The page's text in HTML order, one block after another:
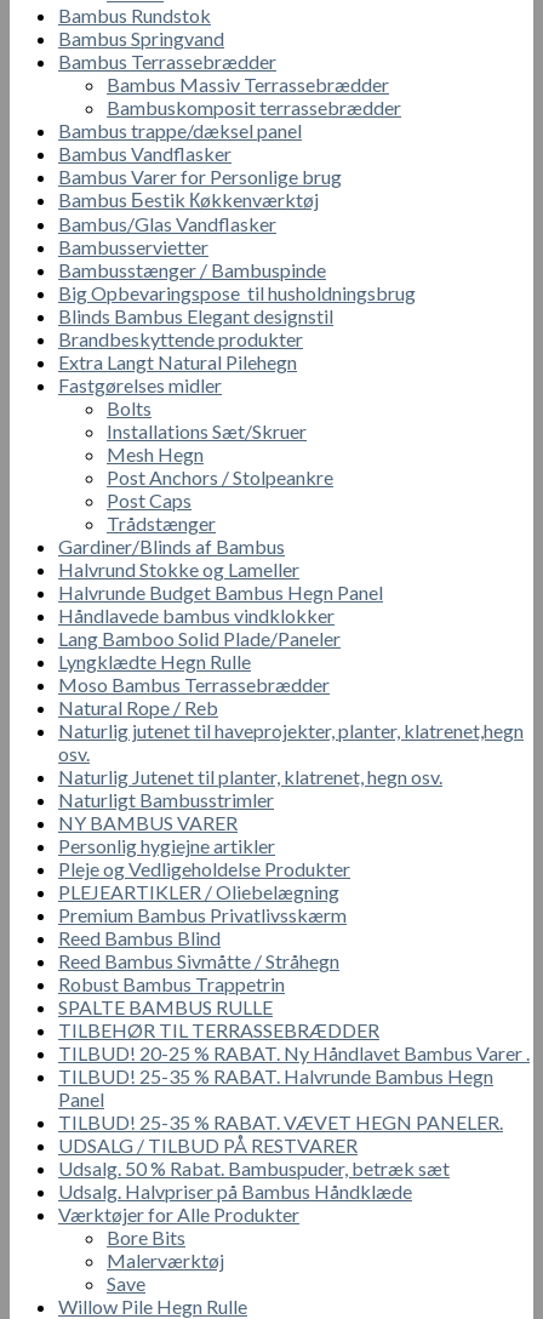
Bambus Rundstok
Bambus Springvand
Bambus Terrassebrædder
Bambus Massiv Terrassebrædder
Bambuskomposit terrassebrædder
Bambus trappe/dæksel panel
Bambus Vandflasker
Bambus Varer for Personlige brug
Bambus Бestik Кøkkenværktøj
Bambus/Glas Vandflasker
Bambusservietter
Bambusstænger / Bambuspinde
Big Opbevaringspose til husholdningsbrug
Blinds Bambus Elegant designstil
Brandbeskyttende produkter
Extra Langt Natural Pilehegn
Fastgørelses midler
Bolts
Installations Sæt/Skruer
Mesh Hegn
Post Anchors / Stolpeankre
Post Caps
Trådstænger
Gardiner/Blinds af Bambus
Halvrund Stokke og Lameller
Halvrunde Budget Bambus Hegn Panel
Håndlavede bambus vindklokker
Lang Bamboo Solid Plade/Paneler
Lyngklædte Hegn Rulle
Moso Bambus Terrassebrædder
Natural Rope / Reb
Naturlig jutenet til haveprojekter, planter, klatrenet,hegn
osv.
Naturlig Jutenet til planter, klatrenet, hegn osv.
Naturligt Bambusstrimler
NY BAMBUS VARER
Personlig hygiejne artikler
Pleje og Vedligeholdelse Produkter
PLEJEARTIKLER / Oliebelægning
Premium Bambus Privatlivsskærm
Reed Bambus Blind
Reed Bambus Sivmåtte / Stråhegn
Robust Bambus Trappetrin
SPALTE BAMBUS RULLE
TILBEHØR TIL TERRASSEBRÆDDER
TILBUD! 20-25 % RABAT. Ny Håndlavet Bambus Varer .
TILBUD! 25-35 % RABAT. Halvrunde Bambus Hegn
Panel
TILBUD! 25-35 % RABAT. VÆVET HEGN PANELER.
UDSALG / TILBUD PÅ RESTVARER
Udsalg. 50 % Rabat. Bambuspuder, betræk sæt
Udsalg. Halvpriser på Bambus Håndklæde
Værktøjer for Alle Produkter
Bore Bits
Malerværktøj
Save
Willow Pile Hegn Rulle